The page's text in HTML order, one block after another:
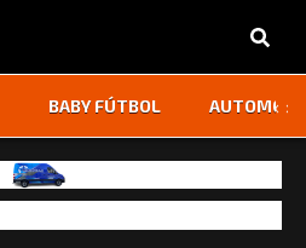
BABY FÚTBOL ‹ ›